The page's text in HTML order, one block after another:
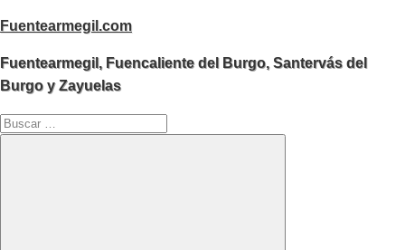
Saltar
contenido
Fuentearmegil.com
Fuentearmegil, Fuencaliente del Burgo, Santervás del
Burgo y Zayuelas
Buscar: